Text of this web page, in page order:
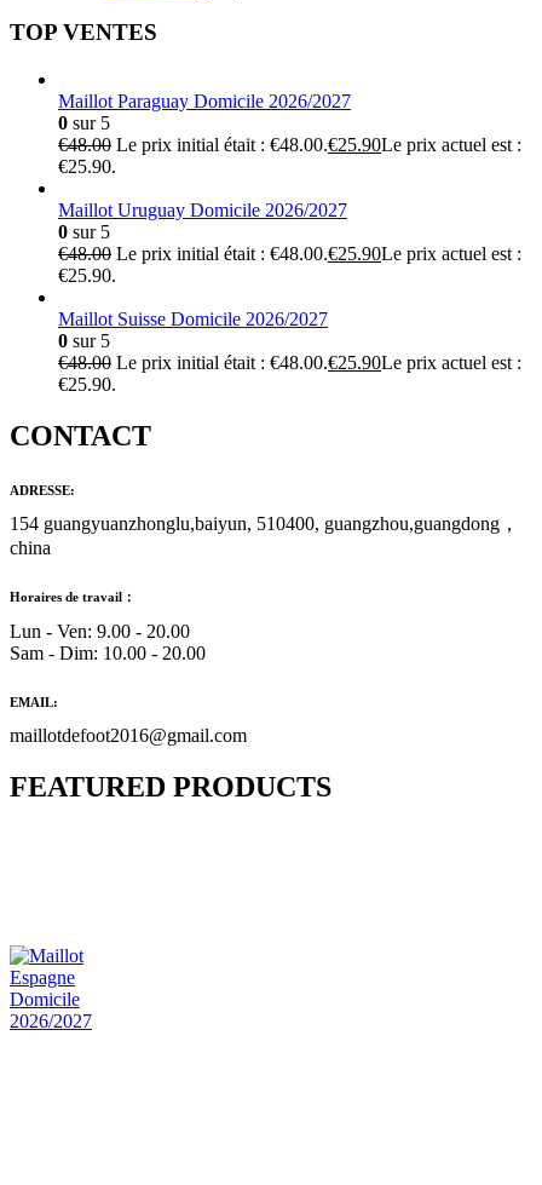
TOP VENTES
Maillot Paraguay Domicile 2026/2027
0 sur 5
€48.00 Le prix initial était : €48.00.€25.90Le prix actuel est :
€25.90.
Maillot Uruguay Domicile 2026/2027
0 sur 5
€48.00 Le prix initial était : €48.00.€25.90Le prix actuel est :
€25.90.
Maillot Suisse Domicile 2026/2027
0 sur 5
€48.00 Le prix initial était : €48.00.€25.90Le prix actuel est :
€25.90.
CONTACT
ADRESSE:
154 guangyuanzhonglu,baiyun, 510400, guangzhou,guangdong，
china
Horaires de travail：
Lun - Ven: 9.00 - 20.00
Sam - Dim: 10.00 - 20.00
EMAIL:
maillotdefoot2016@gmail.com
FEATURED PRODUCTS